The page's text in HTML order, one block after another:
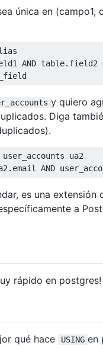
única en
AND table. field2
y quiero
Diga
user_accounts ua2
. email AND
es una
a
rápido en postgres!
qué hace USING en